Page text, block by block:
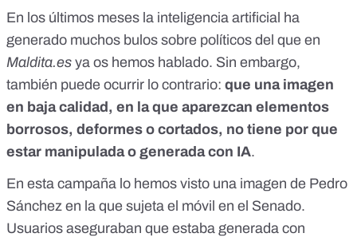
En los últimos meses la inteligencia artificial ha
generado muchos bulos sobre políticos del que en
Maldita.es ya os hemos hablado. Sin embargo,
también puede ocurrir lo contrario: que una imagen
en baja calidad, en la que aparezcan elementos
borrosos, deformes o cortados, no tiene por que
estar manipulada o generada con IA.
En esta campaña lo hemos visto una imagen de Pedro
Sánchez en la que sujeta el móvil en el Senado.
Usuarios aseguraban que estaba generada con